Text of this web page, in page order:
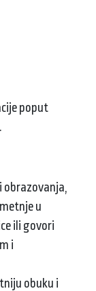
poput
u
ili govori
i
obuku i